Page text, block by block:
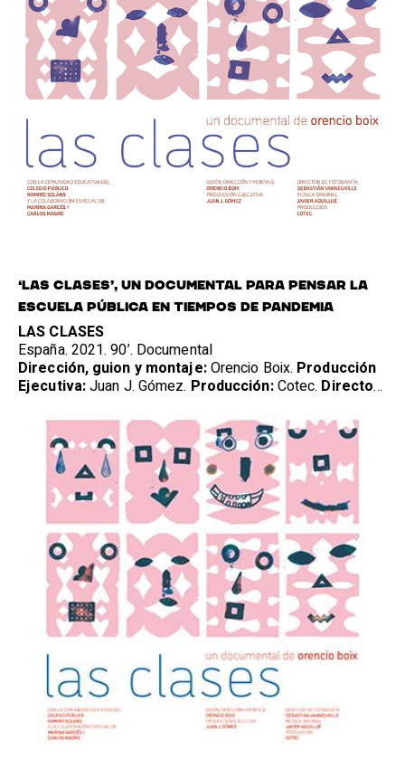
‘LAS CLASES’, UN DOCUMENTAL PARA PENSAR LA
ESCUELA PÚBLICA EN TIEMPOS DE PANDEMIA
LAS CLASES
España. 2021. 90’. Documental
Dirección, guion y montaje:Orencio Boix. Producción
Ejecutiva:Juan J. Gómez. Producción:Cotec. Director
Javier Aquilué.Diseño Gráfico:Isidro Ferrer.Técnico
de sonido directo:Raúl Ansón.Reparto: Comunidad
educativa del Colegio Público Ramiro Soláns (Zaragoza),
con la colaboración especial de Marina Garcés y Carlos
Magro.